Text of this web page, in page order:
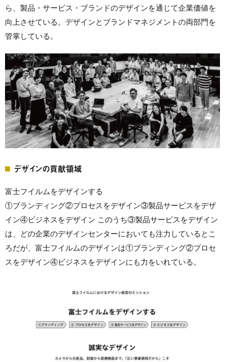
ら、製品・サービス・ブランドのデザインを通じて企業価値を
向上させている。デザインとブランドマネジメントの両部門を
管掌している。
デザインの貢献領域
富士フイルムをデザインする
①ブランディング②プロセスをデザイン③製品サービスをデザ
イン④ビジネスをデザイン このうち③製品サービスをデザイン
は、どの企業のデザインセンターにおいても注力しているとこ
ろだが、富士フイルムのデザインは①ブランディング②プロセ
スをデザイン④ビジネスをデザインにも力をいれている。